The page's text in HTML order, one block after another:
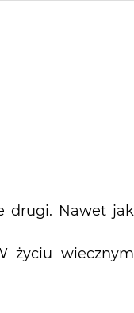
drugi. Nawet jak
życiu wiecznym